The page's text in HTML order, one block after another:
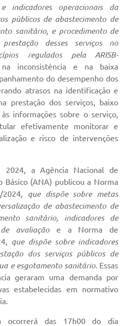
indicadores operacionais da
públicos de abastecimento de
sanitário, e procedimento de
desses serviços no
regulados pela ARISB-
inconsistência e na baixa
do desempenho dos
atrasos na identificação e
prestação dos serviços, baixo
informações sobre o serviço,
efetivamente monitorar e
e risco de intervenções
2024, a Agência Nacional de
Básico (ANA) publicou a Norma
que dispõe sobre metas
de abastecimento de
sanitário, indicadores de
avaliaçãoe a
Norma de
que dispõe sobre indicadores
dos serviços públicos de
e esgotamento sanitário. Essas
geraram uma demanda por
estabelecidas em normativo
ocorrerá das 17h00 do dia